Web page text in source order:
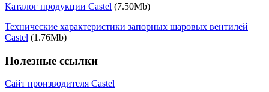
Каталог продукции Castel (7.50Mb)
Технические характеристики запорных шаровых вентилей
Castel (1.76Mb)
Полезные ссылки
Сайт производителя Castel